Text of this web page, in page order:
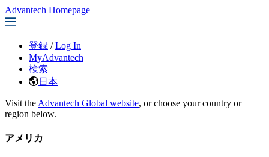
Advantech Homepage
登録 / Log In
MyAdvantech
検索
日本
Visit the Advantech Global website, or choose your country or
region below.
アメリカ